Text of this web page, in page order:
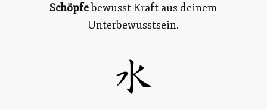
Schöpfebewusst Kraft aus deinem
Unterbewusstsein.